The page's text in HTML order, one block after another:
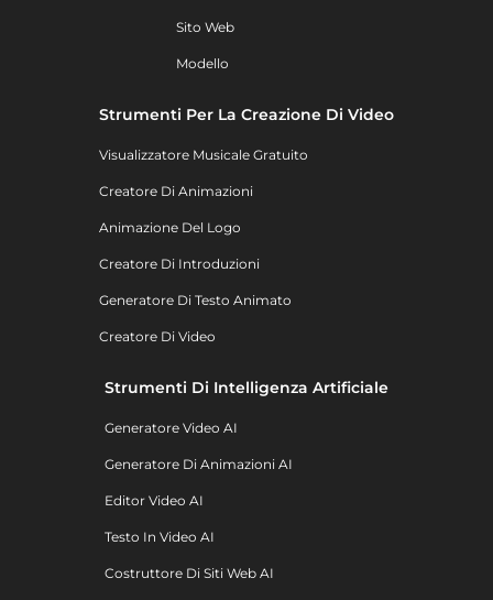
Sito Web
Modello
Strumenti Per La Creazione Di Video
Visualizzatore Musicale Gratuito
Creatore Di Animazioni
Animazione Del Logo
Creatore Di Introduzioni
Generatore Di Testo Animato
Creatore Di Video
Strumenti Di Intelligenza Artificiale
Generatore Video AI
Generatore Di Animazioni AI
Editor Video AI
Testo In Video AI
Costruttore Di Siti Web AI